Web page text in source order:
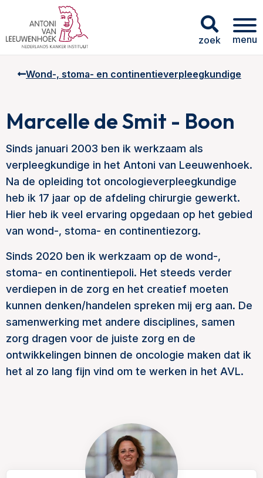
zoek menu
Wond-, stoma- en continentieverpleegkundige
Marcelle de Smit - Boon
Sinds januari 2003 ben ik werkzaam als
verpleegkundige in het Antoni van Leeuwenhoek.
Na de opleiding tot oncologieverpleegkundige
heb ik 17 jaar op de afdeling chirurgie gewerkt.
Hier heb ik veel ervaring opgedaan op het gebied
van wond-, stoma- en continentiezorg.
Sinds 2020 ben ik werkzaam op de wond-,
stoma- en continentiepoli. Het steeds verder
verdiepen in de zorg en het creatief moeten
kunnen denken/handelen spreken mij erg aan. De
samenwerking met andere disciplines, samen
zorg dragen voor de juiste zorg en de
ontwikkelingen binnen de oncologie maken dat ik
het al zo lang fijn vind om te werken in het AVL.